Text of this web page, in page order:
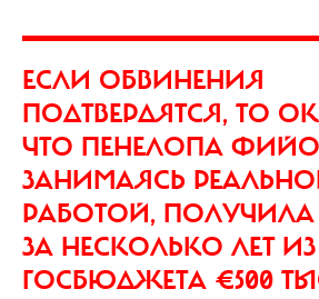
ЕСЛИ ОБВИНЕНИЯ
ПОДТВЕРДЯТСЯ, ТО
ЧТО ПЕНЕЛОПА
ЗАНИМАЯСЬ
РАБОТОЙ, ПОЛУЧИЛА
ЗА НЕСКОЛЬКО ЛЕТ ИЗ
ГОСБЮДЖЕТА €500